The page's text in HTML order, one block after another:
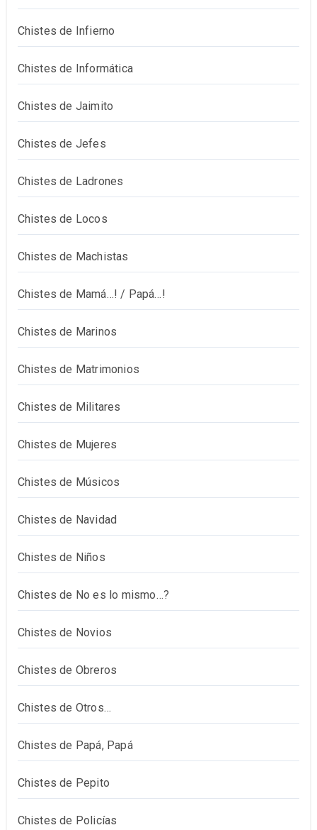
Chistes de Infierno
Chistes de Informática
Chistes de Jaimito
Chistes de Jefes
Chistes de Ladrones
Chistes de Locos
Chistes de Machistas
Chistes de Mamá…! / Papá…!
Chistes de Marinos
Chistes de Matrimonios
Chistes de Militares
Chistes de Mujeres
Chistes de Músicos
Chistes de Navidad
Chistes de Niños
Chistes de No es lo mismo…?
Chistes de Novios
Chistes de Obreros
Chistes de Otros…
Chistes de Papá, Papá
Chistes de Pepito
Chistes de Policías